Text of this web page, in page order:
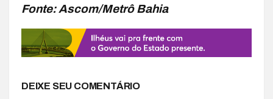
Fonte: Ascom/Metrô Bahia
DEIXE SEU COMENTÁRIO